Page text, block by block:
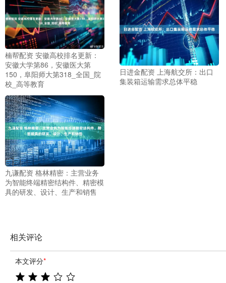
楠帮配资 安徽高校排名更新：
安徽大学第86，安徽医大第
150，阜阳师大第318_全国_院
校_高等教育
日进金配资 上海航交所：出口
集装箱运输需求总体平稳
九谦配资 格林精密：主营业务
为智能终端精密结构件、精密模
具的研发、设计、生产和销售
相关评论
本文评分*